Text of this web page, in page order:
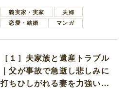
母義実家・実家
夫婦
恋愛・結婚
マンガ
［１］夫家族と遺産トラブル
｜父が事故で急逝し悲しみに
打ちひしがれる妻を力強い言